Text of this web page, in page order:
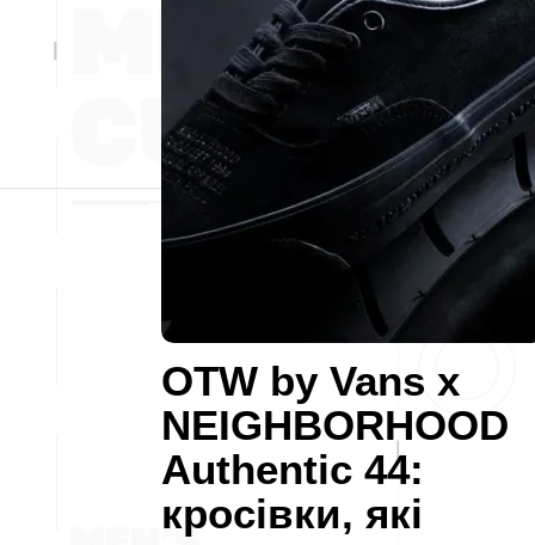
OTW by Vans x
NEIGHBORHOOD
Authentic 44:
кросівки, які